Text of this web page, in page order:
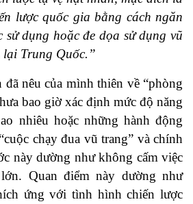
lược quốc gia bằng cách ngăn
sử dụng hoặc đe dọa sử dụng vũ
Trung Quốc.”
đã nêu của mình thiên về “phòng
bao giờ xác định mức độ năng
nhiêu hoặc những hành động
chạy đua vũ trang” và chính
này dường như không cấm việc
Quan điểm này dường như
ứng với tình hình chiến lược